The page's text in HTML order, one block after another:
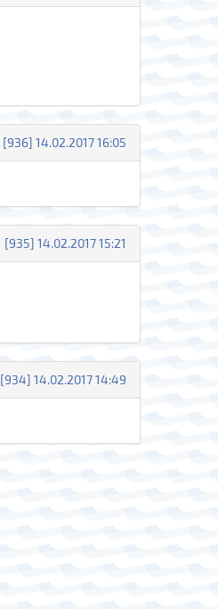
[936] 14.02.2017 16:05
[935] 14.02.2017 15:21
[934] 14.02.2017 14:49